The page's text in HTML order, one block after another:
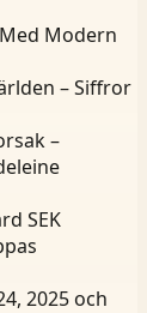
Med Modern
– Siffror
–
SEK
2025 och